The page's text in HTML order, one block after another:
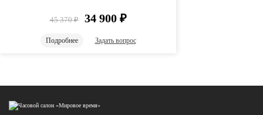
45 370 ₽ 34 900 ₽
Подробнее Задать вопрос